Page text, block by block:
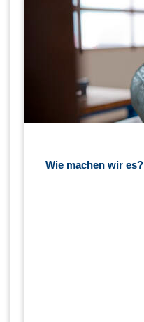
Wie machen wir es?